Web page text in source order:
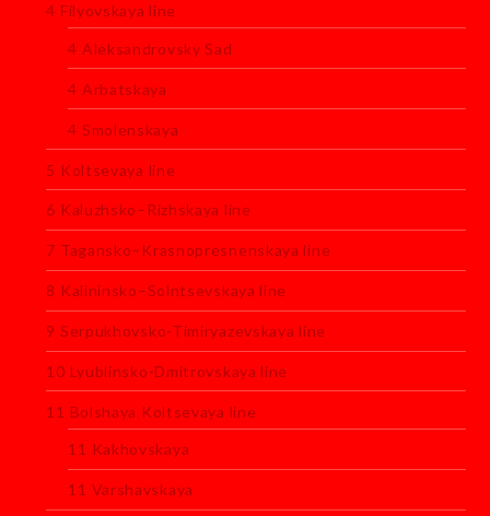
4 Filyovskaya line
4 Aleksandrovsky Sad
4 Arbatskaya
4 Smolenskaya
5 Koltsevaya line
6 Kaluzhsko–Rizhskaya line
7 Tagansko–Krasnopresnenskaya line
8 Kalininsko–Solntsevskaya line
9 Serpukhovsko-Timiryazevskaya line
10 Lyublinsko-Dmitrovskaya line
11 Bolshaya Koltsevaya line
11 Kakhovskaya
11 Varshavskaya